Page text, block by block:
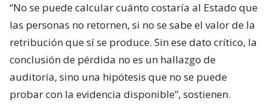
“No se puede calcular cuánto costaría al Estado que
las personas no retornen, si no se sabe el valor de la
retribución que sí se produce. Sin ese dato crítico, la
conclusión de pérdida no es un hallazgo de
auditoría, sino una hipótesis que no se puede
probar con la evidencia disponible”, sostienen.